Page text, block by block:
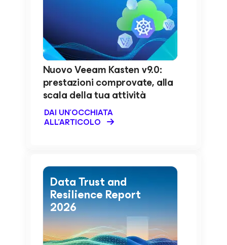
Nuovo Veeam Kasten v9.0:
prestazioni comprovate, alla
scala della tua attività
DAI UN'OCCHIATA
ALL'ARTICOLO
Data Trust and
Resilience Report
2026